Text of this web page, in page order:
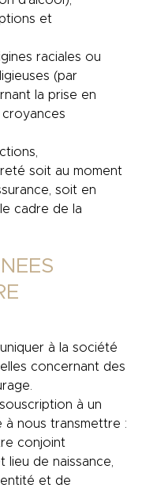
et
raciales ou
(par
la prise en
soit au moment
soit en
cadre de la
à la société
concernant des
à un
nous transmettre :
conjoint
lieu de naissance,
et de